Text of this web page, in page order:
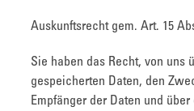
Auskunftsrecht gem. Art. 15
Sie haben das Recht, von uns
gespeicherten Daten, den
Empfänger der Daten und